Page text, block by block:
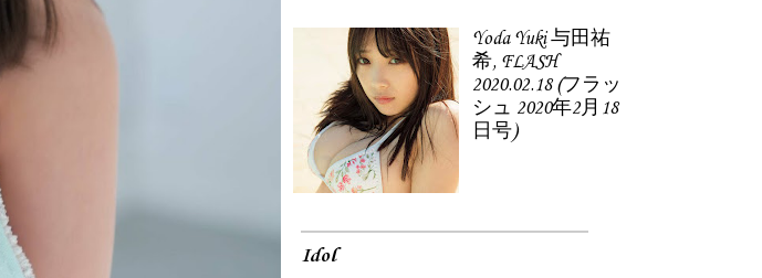
Yoda Yuki 与田祐
希, FLASH
2020.02.18 (フラッ
シュ 2020年2月18
日号)
Idol